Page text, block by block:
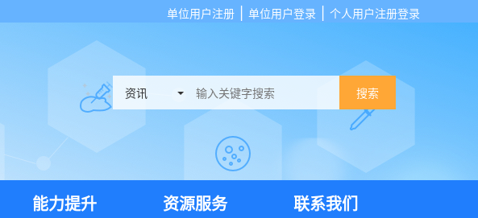
单位用户注册 | 单位用户登录 | 个人用户注册登录
搜索
能力提升 资源服务 联系我们